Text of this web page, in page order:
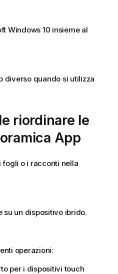
Windows 10 insieme al
diverso quando si utilizza
riordinare le
App
fogli o i racconti nella
su un dispositivo ibrido.
operazioni:
per i dispositivi touch